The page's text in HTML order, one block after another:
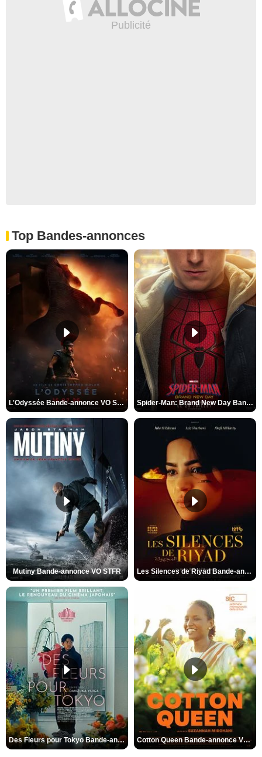
Top Bandes-annonces
L'Odyssée Bande-annonce VO STFR Spider-Man: Brand New Day Bande-annonce VO STFR
Mutiny Bande-annonce VO STFR Les Silences de Riyad Bande-annonce VO STFR
Des Fleurs pour Tokyo Bande-annonce VO STFR Cotton Queen Bande-annonce VO STFR